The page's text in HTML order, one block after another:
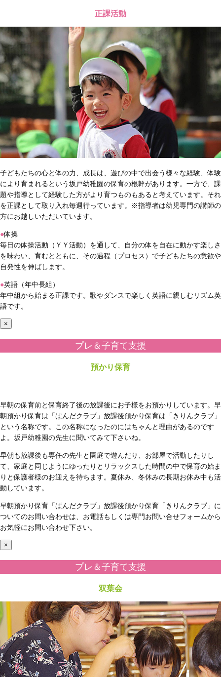
正課活動
子どもたちの心と体の力、成長は、遊びの中で出会う様々な経験、体験
により育まれるという坂戸幼稚園の保育の根幹があります。一方で、課
題や指導として経験した方がより育つものもあると考えています。それ
を正課として取り入れ毎週行っています。※指導者は幼児専門の講師の
方にお越しいただいています。
●体操
毎日の体操活動（ＹＹ活動）を通して、自分の体を自在に動かす楽しさ
を味わい、育むとともに、その過程（プロセス）で子どもたちの意欲や
自発性を伸ばします。
●英語（年中長組）
年中組から始まる正課です。歌やダンスで楽しく英語に親しむリズム英
語です。
×
プレ＆子育て支援
預かり保育
早朝の保育前と保育終了後の放課後にお子様をお預かりしています。早
朝預かり保育は「ぱんだクラブ」放課後預かり保育は「きりんクラブ」
という名称です。この名称になったのにはちゃんと理由があるのです
よ。坂戸幼稚園の先生に聞いてみて下さいね。
早朝も放課後も専任の先生と園庭で遊んだり、お部屋で活動したりし
て、家庭と同じようにゆったりとリラックスした時間の中で保育の始ま
りと保護者様のお迎えを待ちます。夏休み、冬休みの長期お休み中も活
動しています。
早朝預かり保育「ぱんだクラブ」放課後預かり保育「きりんクラブ」に
ついてのお問い合わせは、お電話もしくは専門お問い合せフォームから
お気軽にお問い合わせ下さい。
×
プレ＆子育て支援
双葉会